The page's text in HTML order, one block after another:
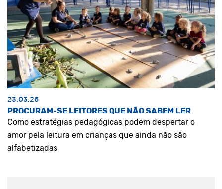
23.03.26
PROCURAM-SE LEITORES QUE NÃO SABEM LER
Como estratégias pedagógicas podem despertar o
amor pela leitura em crianças que ainda não são
alfabetizadas